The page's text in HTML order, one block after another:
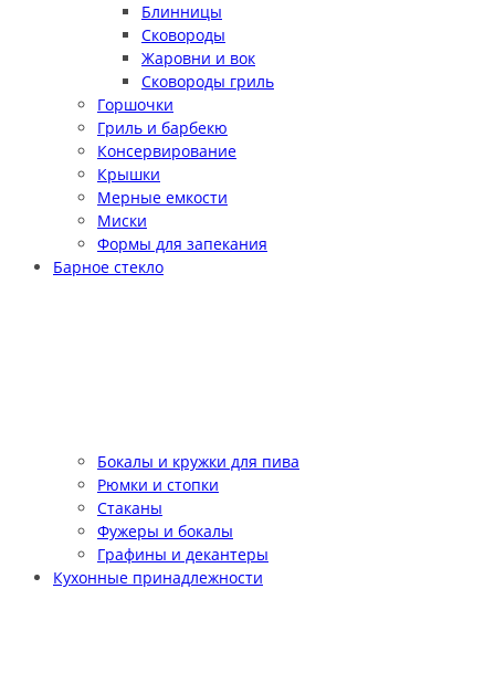
Блинницы
Сковороды
Жаровни и вок
Сковороды гриль
Горшочки
Гриль и барбекю
Консервирование
Крышки
Мерные емкости
Миски
Формы для запекания
Барное стекло
Бокалы и кружки для пива
Рюмки и стопки
Стаканы
Фужеры и бокалы
Графины и декантеры
Кухонные принадлежности